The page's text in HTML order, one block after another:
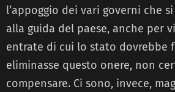
l’appoggio dei vari governi che
alla guida del paese, anche per
entrate di cui lo stato dovrebbe
eliminasse questo onere, non
compensare. Ci sono, invece,